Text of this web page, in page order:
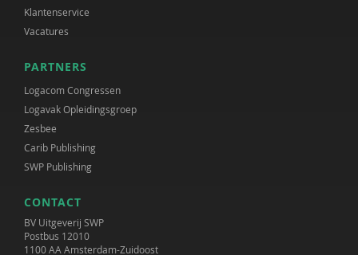
Klantenservice
Vacatures
PARTNERS
Logacom Congressen
Logavak Opleidingsgroep
Zesbee
Carib Publishing
SWP Publishing
CONTACT
BV Uitgeverij SWP
Postbus 12010
1100 AA Amsterdam-Zuidoost